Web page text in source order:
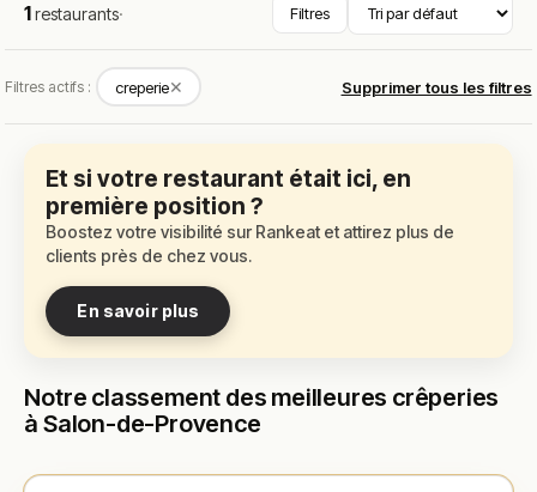
1restaurants· Filtres
Filtres actifs : creperie✕ Supprimer tous les filtres
Et si votre restaurant était ici, en
première position ?
Boostez votre visibilité sur Rankeat et attirez plus de
clients près de chez vous.
En savoir plus
Notre classement des meilleures crêperies
à Salon-de-Provence